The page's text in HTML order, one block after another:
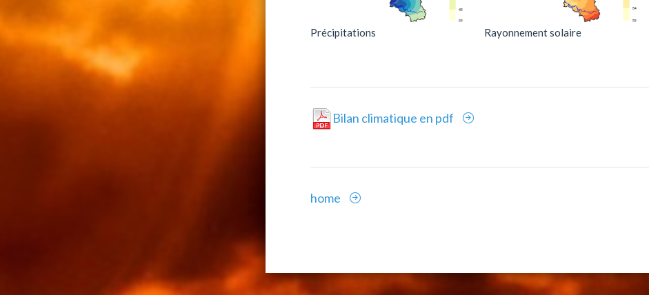
Précipitations Rayonnement solaire
Bilan climatique en pdf
home